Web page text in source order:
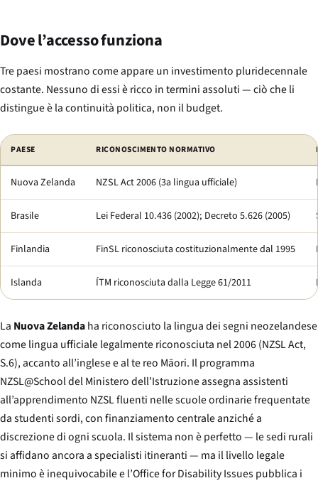
Dove l’accesso funziona
Tre paesi mostrano come appare un investimento pluridecennale
costante. Nessuno di essi è ricco in termini assoluti — ciò che li
distingue è la continuità politica, non il budget.
Confronto tra paesi con sistemi di istruzione per sordi funzionanti.
PAESE RICONOSCIMENTO NORMATIVO
Nuova Zelanda NZSL Act 2006 (3a lingua ufficiale)
Brasile Lei Federal 10.436 (2002); Decreto 5.626 (2005)
Finlandia FinSL riconosciuta costituzionalmente dal 1995
Islanda ÍTM riconosciuta dalla Legge 61/2011
La Nuova Zelandaha riconosciuto la lingua dei segni neozelandese
come lingua ufficiale legalmente riconosciuta nel 2006 (NZSL Act,
S.6), accanto all’inglese e al te reo Māori. Il programma
NZSL@School del Ministero dell’Istruzione assegna assistenti
all’apprendimento NZSL fluenti nelle scuole ordinarie frequentate
da studenti sordi, con finanziamento centrale anziché a
discrezione di ogni scuola. Il sistema non è perfetto — le sedi rurali
si affidano ancora a specialisti itineranti — ma il livello legale
minimo è inequivocabile e l’Office for Disability Issues pubblica i